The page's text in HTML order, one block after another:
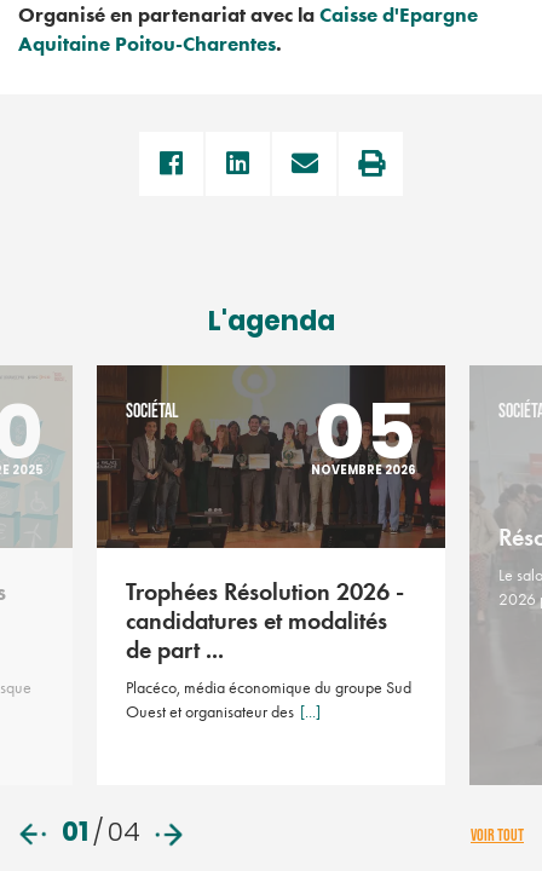
Organisé en partenariat avec la Caisse d'Epargne
Aquitaine Poitou-Charentes.
L'agenda
2025
SOCIÉTAL 05
NOVEMBRE 2026
Trophées Résolution 2026 -
candidatures et modalités
de part ...
Placéco, média économique du groupe Sud
Ouest et organisateur des [...]
Le
2026
01/04 VOIR TOUT